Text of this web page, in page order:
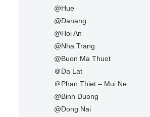
@Hue
@Danang
@Hoi An
@Nha Trang
@Buon Ma Thuot
＠Da Lat
＠Phan Thiet – Mui Ne
@Binh Duong
@Dong Nai